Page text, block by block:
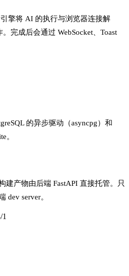
擎将 AI 的执行与浏览器连接解
完成后会通过 WebSocket、Toast
的异步驱动（asyncpg）和
。
建产物由后端 FastAPI 直接托管。只
dev server。